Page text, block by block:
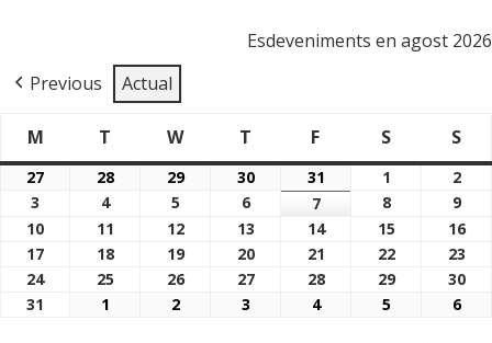
Esdeveniments en agost 2026
Previous
Actual
M
Dilluns
T Dimarts
WDimecres
T F Divendres
S Dissabte
S
27 27/07/2026
28 28/07/2026
2929/07/2026
30 30/07/2026
31 31/07/2026
1 01/08/2026
2
3
03/08/2026
404/08/2026
5 05/08/2026
6 06/08/2026
7 07/08/2026
8 08/08/2026
9
10 10/08/2026
11 11/08/2026
12 12/08/2026
13 13/08/2026
1414/08/2026
15 15/08/2026
16
17 17/08/2026
18 18/08/2026
19 19/08/2026
20 20/08/2026
21 21/08/2026
22 22/08/2026
23
24 24/08/2026
25 25/08/2026
26 26/08/2026
27 27/08/2026
28 28/08/2026
29 29/08/2026
30
31
31/08/2026
1 01/09/2026
2 02/09/2026
3 03/09/2026
404/09/2026
5 05/09/2026
606/